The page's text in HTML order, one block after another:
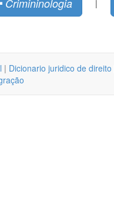
Crimininologia |
| Dicionario juridico de direito